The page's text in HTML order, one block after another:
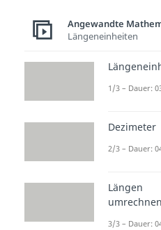
Zinsen
Die passende
So
Du
.
durch100 .
Angewandte
Längeneinheiten
1/3 – Dauer:
Dezimeter
2/3 – Dauer:
Längen
umrechnen
3/3 – Dauer: